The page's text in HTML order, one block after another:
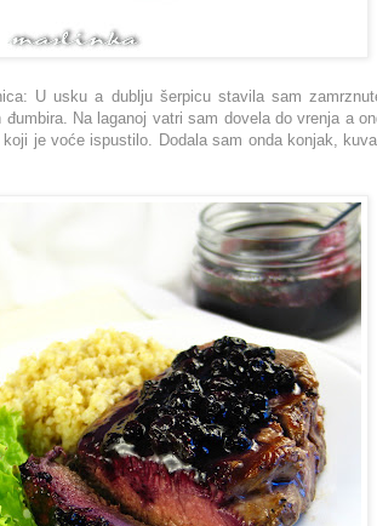
U usku a dublju šerpicu stavila sam
Na laganoj vatri sam dovela do vrenja a
je voće ispustilo. Dodala sam onda konjak,